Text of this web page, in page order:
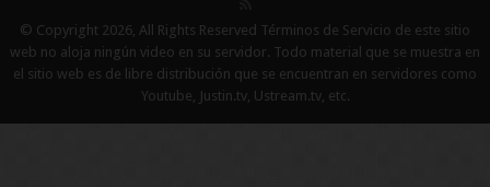
© Copyright 2026, All Rights Reserved Términos de Servicio de este sitio
web no aloja ningún video en su servidor. Todo material que se muestra en
el sitio web es de libre distribución que se encuentran en servidores como
Youtube, Justin.tv, Ustream.tv, etc.